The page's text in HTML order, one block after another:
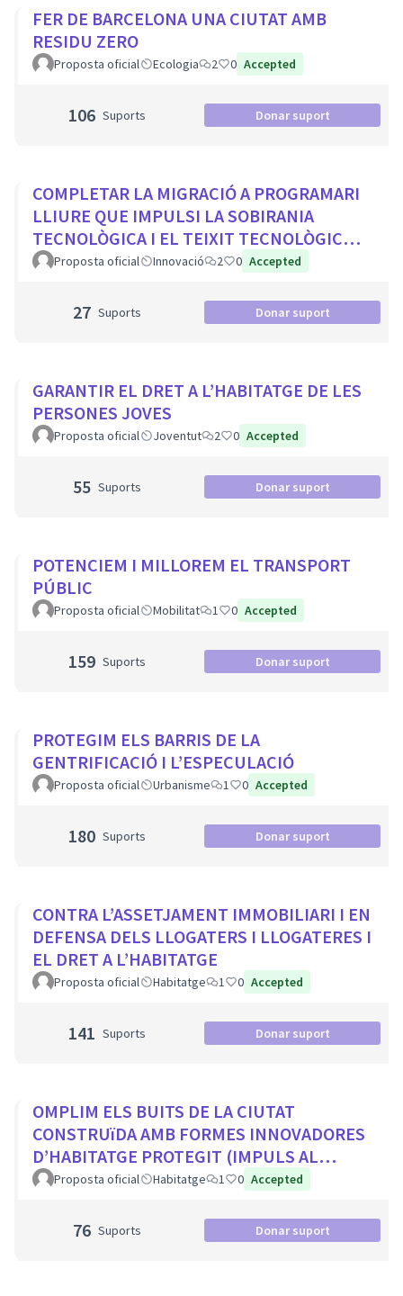
FER DE BARCELONA UNA CIUTAT AMB
RESIDU ZERO
Proposta oficial Ecologia 2 0 Accepted
106 Suports Donar suport
COMPLETAR LA MIGRACIÓ A PROGRAMARI
LLIURE QUE IMPULSI LA SOBIRANIA
TECNOLÒGICA I EL TEIXIT TECNOLÒGIC
LOCAL
Proposta oficial Innovació 2 0 Accepted
27 Suports Donar suport
GARANTIR EL DRET A L’HABITATGE DE LES
PERSONES JOVES
Proposta oficial Joventut 2 0 Accepted
55 Suports Donar suport
POTENCIEM I MILLOREM EL TRANSPORT
PÚBLIC
Proposta oficial Mobilitat 1 0 Accepted
159 Suports Donar suport
PROTEGIM ELS BARRIS DE LA
GENTRIFICACIÓ I L’ESPECULACIÓ
Proposta oficial Urbanisme 1 0 Accepted
180 Suports Donar suport
CONTRA L’ASSETJAMENT IMMOBILIARI I EN
DEFENSA DELS LLOGATERS I LLOGATERES I
EL DRET A L’HABITATGE
Proposta oficial Habitatge 1 0 Accepted
141 Suports Donar suport
OMPLIM ELS BUITS DE LA CIUTAT
CONSTRUïDA AMB FORMES INNOVADORES
D’HABITATGE PROTEGIT (IMPULS AL
COHABITATGE, APROFITAR LOCALS BUITS
Proposta oficial Habitatge 1 0 Accepted
76 Suports Donar suport